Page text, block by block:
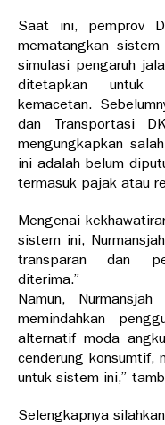
Saat ini, pemprov
mematangkan
simulasi pengaruh
ditetapkan untuk
kemacetan.
dan Transportasi
mengungkapkan
ini adalah belum
termasuk pajak atau
Mengenai
sistem ini,
transparan dan
diterima.”
Namun,
memindahkan
alternatif moda
cenderung konsumtif,
untuk sistem ini,”
Selengkapnya